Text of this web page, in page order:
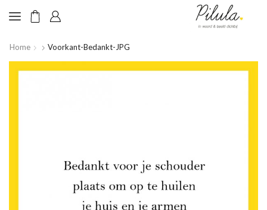
Home Voorkant-Bedankt-JPG